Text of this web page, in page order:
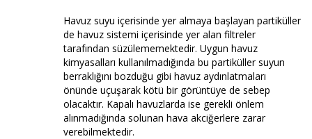
Havuz suyu içerisinde yer almaya başlayan partiküller
de havuz sistemi içerisinde yer alan filtreler
tarafından süzülememektedir. Uygun havuz
kimyasalları kullanılmadığında bu partiküller suyun
berraklığını bozduğu gibi havuz aydınlatmaları
önünde uçuşarak kötü bir görüntüye de sebep
olacaktır. Kapalı havuzlarda ise gerekli önlem
alınmadığında solunan hava akciğerlere zarar
verebilmektedir.